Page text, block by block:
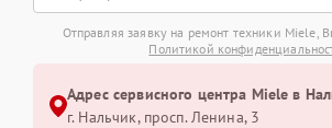
Отправляя заявку на ремонт техники Miele,
Политикой
Адрес сервисного центра Miele в
г. Нальчик, просп. Ленина, 3